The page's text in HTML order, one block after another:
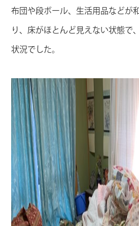
布団や段ボール、生活用品などが
り、床がほとんど見えない状態で
状況でした。